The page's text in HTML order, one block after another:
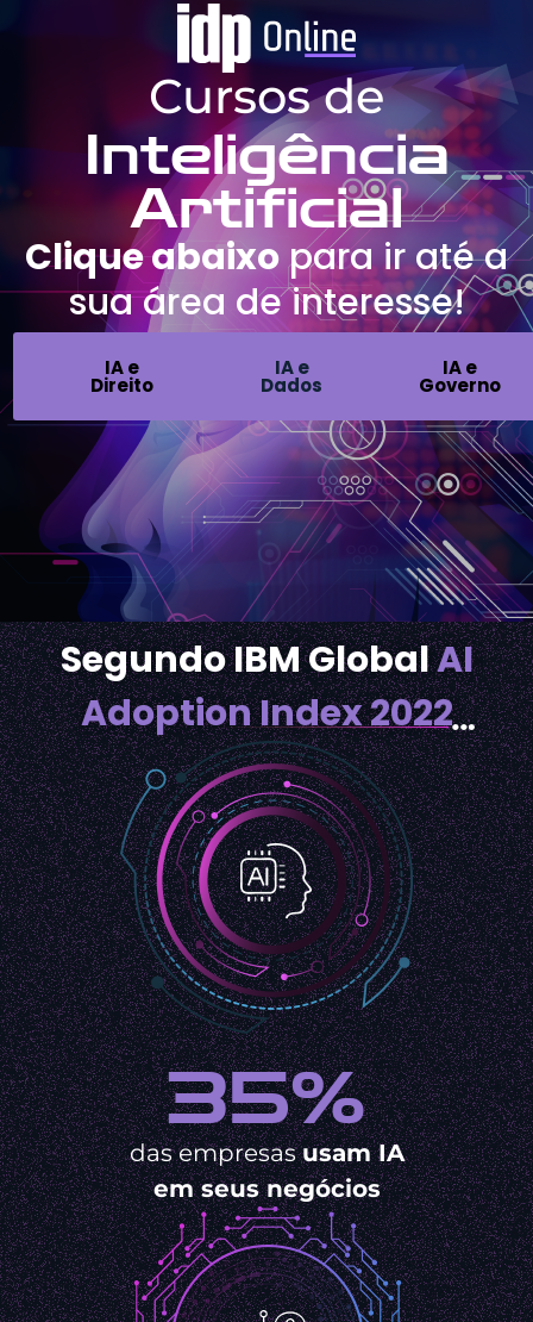
Cursos de
Inteligência
Artificial
Clique abaixopara ir até a
sua área de interesse!
IA e
Direito
IA e
Dados
IA e
Governo
Segundo IBM GlobalAI
Adoption Index 2022
35%
das empresasusam IA
em seus negócios